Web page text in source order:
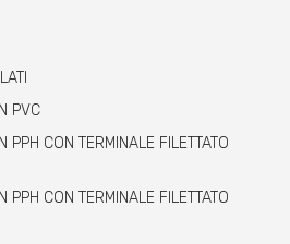
PVC
PPH CON TERMINALE FILETTATO
PPH CON TERMINALE FILETTATO